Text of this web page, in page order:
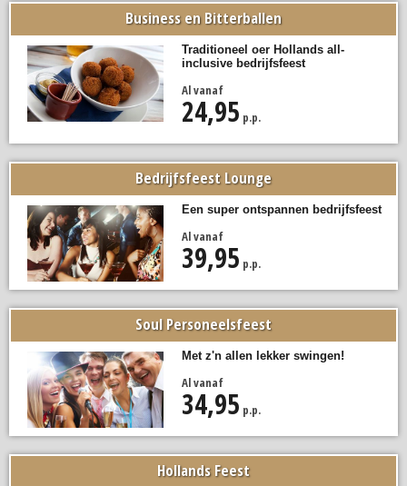
Business en Bitterballen
Traditioneel oer Hollands all-
inclusive bedrijfsfeest
Al vanaf
24,95 p.p.
Bedrijfsfeest Lounge
Een super ontspannen bedrijfsfeest
Al vanaf
39,95 p.p.
Soul Personeelsfeest
Met z'n allen lekker swingen!
Al vanaf
34,95 p.p.
Hollands Feest